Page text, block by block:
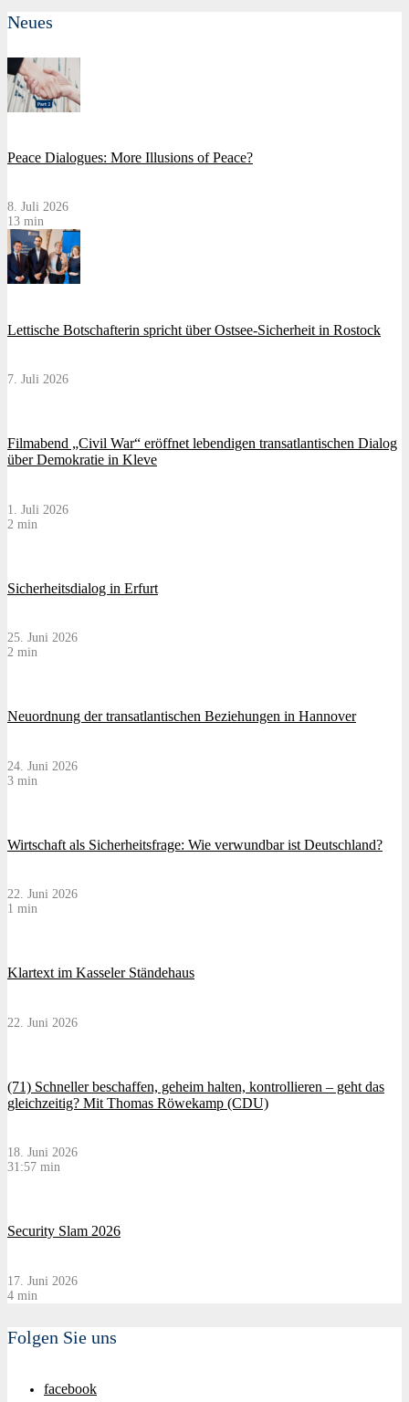
Neues
Peace Dialogues: More Illusions of Peace?
8. Juli 2026
13 min
Lettische Botschafterin spricht über Ostsee-Sicherheit in Rostock
7. Juli 2026
Filmabend „Civil War“ eröffnet lebendigen transatlantischen Dialog
über Demokratie in Kleve
1. Juli 2026
2 min
Sicherheitsdialog in Erfurt
25. Juni 2026
2 min
Neuordnung der transatlantischen Beziehungen in Hannover
24. Juni 2026
3 min
Wirtschaft als Sicherheitsfrage: Wie verwundbar ist Deutschland?
22. Juni 2026
1 min
Klartext im Kasseler Ständehaus
22. Juni 2026
(71) Schneller beschaffen, geheim halten, kontrollieren – geht das
gleichzeitig? Mit Thomas Röwekamp (CDU)
18. Juni 2026
31:57 min
Security Slam 2026
17. Juni 2026
4 min
Folgen Sie uns
facebook